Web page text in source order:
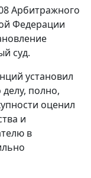
Арбитражного
Федерации
суд.
установил
делу, полно,
оценил
и
в